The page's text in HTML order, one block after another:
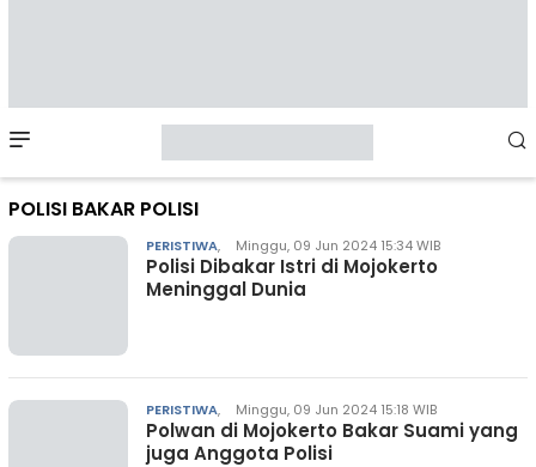
Menu
POLISI BAKAR POLISI
PERISTIWA, Minggu, 09 Jun 2024 15:34 WIB
Polisi Dibakar Istri di Mojokerto
Meninggal Dunia
PERISTIWA, Minggu, 09 Jun 2024 15:18 WIB
Polwan di Mojokerto Bakar Suami yang
juga Anggota Polisi